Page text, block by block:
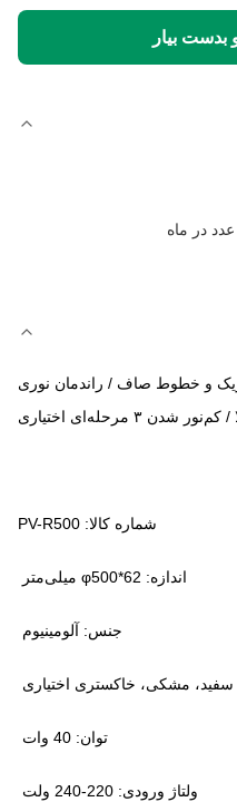
بدست بیار
و خطوط صاف / راندمان نوری
۳ مرحله‌ای اختیاری
شماره کالا: PV-R500
اندازه: φ500*62 میلی‌متر
جنس: آلومینیوم
مشکی، خاکستری اختیاری
توان: 40 وات
ولتاژ ورودی: 220-240 ولت